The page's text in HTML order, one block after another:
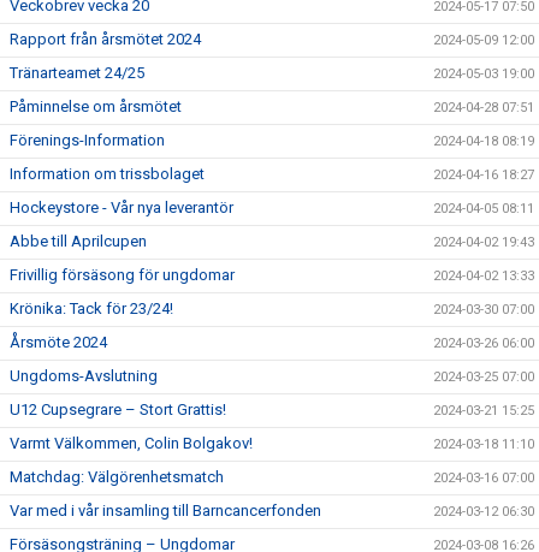
Veckobrev vecka 20 2024-05-17 07:50
Rapport från årsmötet 2024 2024-05-09 12:00
Tränarteamet 24/25 2024-05-03 19:00
Påminnelse om årsmötet 2024-04-28 07:51
Förenings-Information 2024-04-18 08:19
Information om trissbolaget 2024-04-16 18:27
Hockeystore - Vår nya leverantör 2024-04-05 08:11
Abbe till Aprilcupen 2024-04-02 19:43
Frivillig försäsong för ungdomar 2024-04-02 13:33
Krönika: Tack för 23/24! 2024-03-30 07:00
Årsmöte 2024 2024-03-26 06:00
Ungdoms-Avslutning 2024-03-25 07:00
U12 Cupsegrare – Stort Grattis! 2024-03-21 15:25
Varmt Välkommen, Colin Bolgakov! 2024-03-18 11:10
Matchdag: Välgörenhetsmatch 2024-03-16 07:00
Var med i vår insamling till Barncancerfonden 2024-03-12 06:30
Försäsongsträning – Ungdomar 2024-03-08 16:26